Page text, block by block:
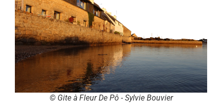
© Gite à Fleur De Pô - Sylvie Bouvier